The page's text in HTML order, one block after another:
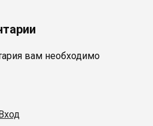
вам необходимо